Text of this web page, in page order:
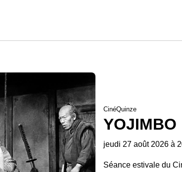
CinéQuinze
YOJIMBO
jeudi 27 août 2026 à
Séance estivale du